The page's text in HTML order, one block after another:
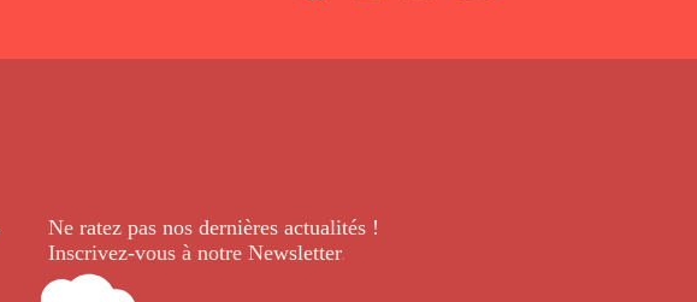
Ne ratez pas nos dernièresactualités !
Inscrivez-vous à notre Newsletter.